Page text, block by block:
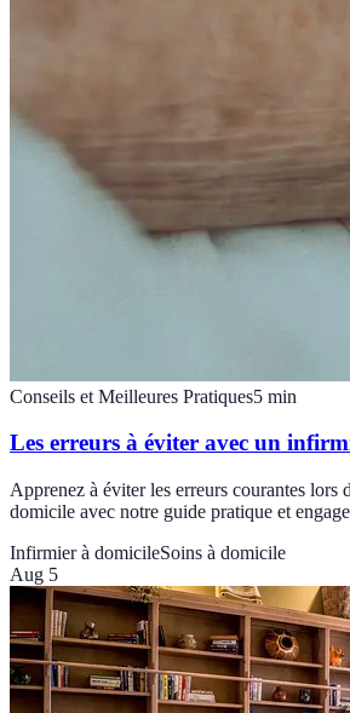
Conseils et Meilleures Pratiques5 min
Les erreurs à éviter avec un
Apprenez à éviter les erreurs courantes lors
domicile avec notre guide pratique et
Infirmier à domicileSoins à domicile
Aug 5